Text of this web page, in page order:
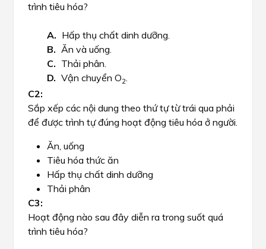
trình tiêu hóa?
Hấp thụ chất dinh dưỡng.
Ăn và uống.
Thải phân.
Vận chuyển O2.
Sắp xếp các nội dung theo thứ tự từ trái qua phải
để được trình tự đúng hoạt động tiêu hóa ở người.
Ăn, uống
Tiêu hóa thức ăn
Hấp thụ chất dinh dưỡng
Thải phân
Hoạt động nào sau đây diễn ra trong suốt quá
trình tiêu hóa?